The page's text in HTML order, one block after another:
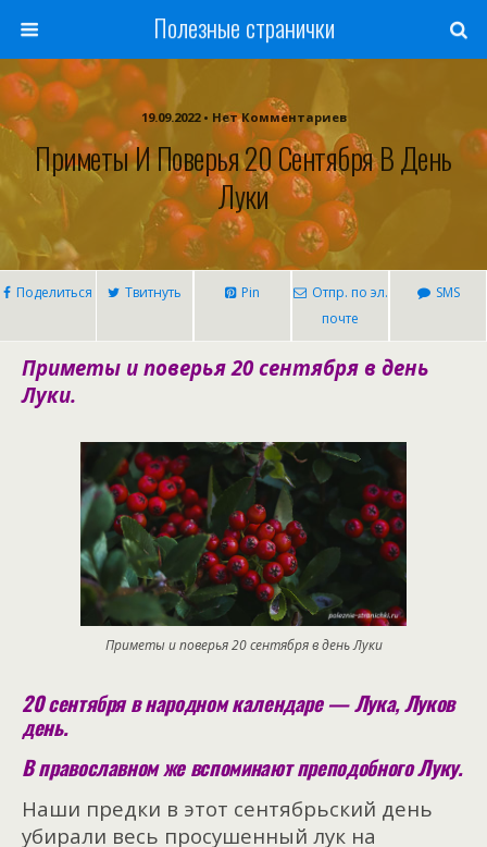
Полезные странички
19.09.2022 • Нет Комментариев
Приметы И Поверья 20 Сентября В День
Луки
Поделиться Твитнуть Pin
Отпр. по эл.
почте
SMS
Приметы и поверья 20 сентября в день
Луки.
Приметы и поверья 20 сентября в день Луки
20 сентября в народном календаре — Лука, Луков
день.
В православном же вспоминают преподобного Луку.
Наши предки в этот сентябрьский день
убирали весь просушенный лук на